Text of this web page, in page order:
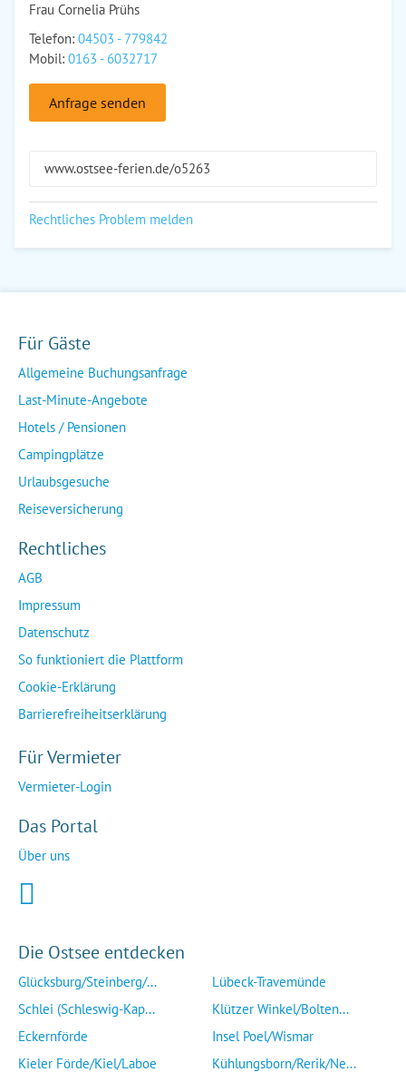
Frau Cornelia Prühs
Telefon: 04503 - 779842
Mobil: 0163 - 6032717
Anfrage senden
www.ostsee-ferien.de/o5263
Rechtliches Problem melden
Für Gäste
Allgemeine Buchungsanfrage
Last-Minute-Angebote
Hotels / Pensionen
Campingplätze
Urlaubsgesuche
Reiseversicherung
Rechtliches
AGB
Impressum
Datenschutz
So funktioniert die Plattform
Cookie-Erklärung
Barrierefreiheitserklärung
Für Vermieter
Vermieter-Login
Das Portal
Über uns
Die Ostsee entdecken
Glücksburg/Steinberg/...
Schlei (Schleswig-Kap...
Eckernförde
Kieler Förde/Kiel/Laboe
Lübeck-Travemünde
Klützer Winkel/Bolten...
Insel Poel/Wismar
Kühlungsborn/Rerik/Ne...